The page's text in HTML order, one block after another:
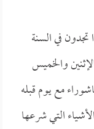
تجدون في السنة
والخميس
مع يوم قبله
التي شرعها